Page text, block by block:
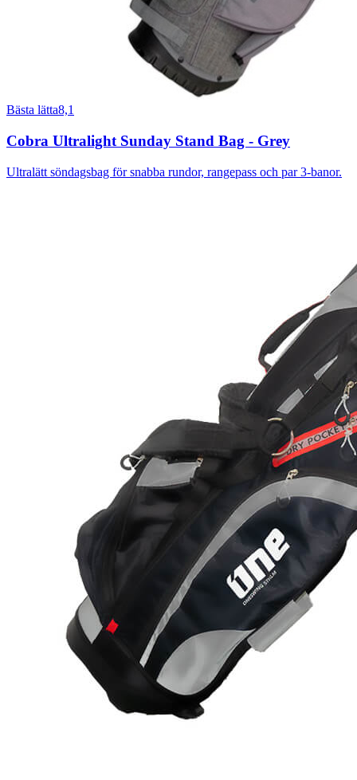
Bästa lätta8,1
Cobra Ultralight Sunday Stand Bag - Grey
Ultralätt söndagsbag för snabba rundor, rangepass och par 3-banor.